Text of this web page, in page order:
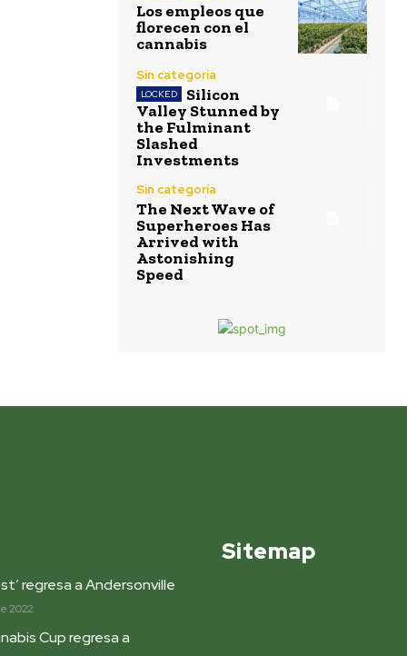
Los empleos que
florecen con el
cannabis
Sin categoría
Silicon
Valley Stunned by
the Fulminant
Slashed
Investments
Sin categoría
The Next Wave of
Superheroes Has
Arrived with
Astonishing
Speed
regresa a Andersonville
2022
Cup regresa a
Sitemap